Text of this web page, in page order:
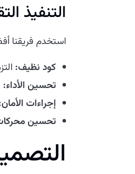
التنفيذ
استخدم فريقنا
كود نظيف:
تحسين الأداء:
إجراءات
تحسين